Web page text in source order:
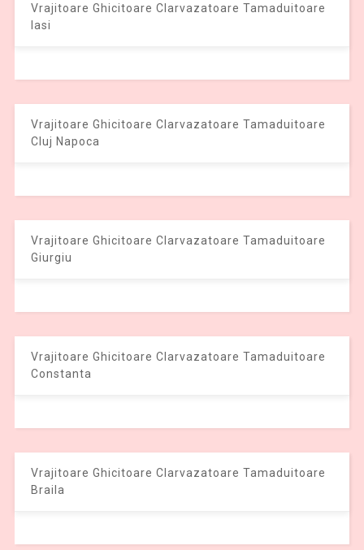
Vrajitoare Ghicitoare Clarvazatoare Tamaduitoare
Iasi
Vrajitoare Ghicitoare Clarvazatoare Tamaduitoare
Cluj Napoca
Vrajitoare Ghicitoare Clarvazatoare Tamaduitoare
Giurgiu
Vrajitoare Ghicitoare Clarvazatoare Tamaduitoare
Constanta
Vrajitoare Ghicitoare Clarvazatoare Tamaduitoare
Braila